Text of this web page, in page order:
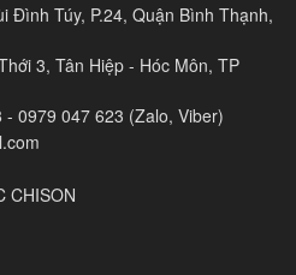
Đình Túy, P.24, Quận Bình Thạnh,
3, Tân Hiệp - Hóc Môn, TP
- 0979 047 623 (Zalo, Viber)
CHISON